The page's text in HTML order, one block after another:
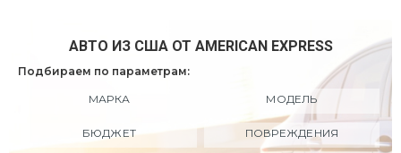
АВТО ИЗ США ОТ AMERICAN EXPRESS
Подбираем по параметрам:
МАРКА МОДЕЛЬ
БЮДЖЕТ ПОВРЕЖДЕНИЯ